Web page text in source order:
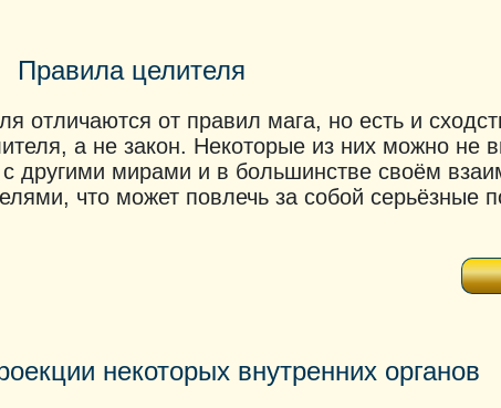
Правила целителя
отличаются от правил мага, но есть и
а не закон. Некоторые из них можно не
другими мирами и в большинстве своём
что может повлечь за собой серьёзные
некоторых внутренних органов